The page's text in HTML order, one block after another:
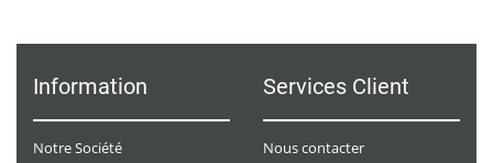
Information
Notre Société
Services Client
Nous contacter